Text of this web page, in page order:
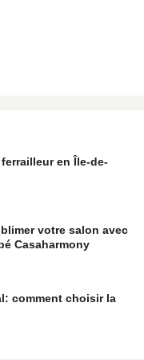
en Île-de-
votre salon avec
Casaharmony
comment choisir la